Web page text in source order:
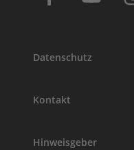
Datenschutz
Kontakt
Hinweisgeber